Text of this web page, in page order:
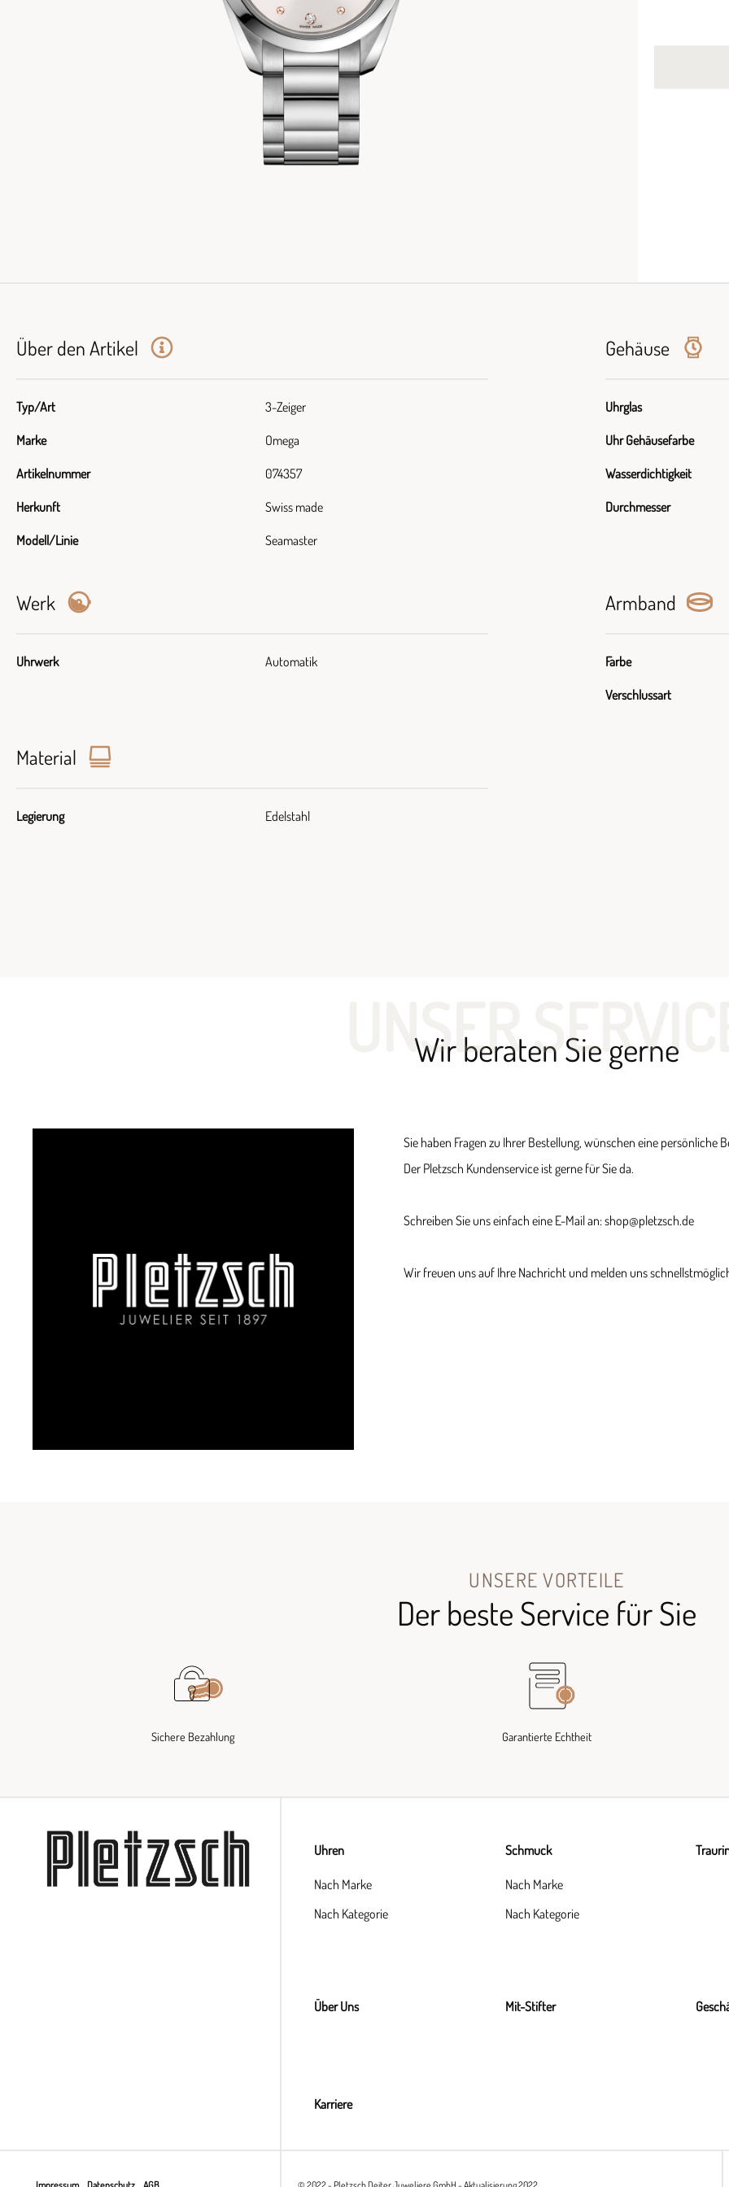
Über den Artikel
Typ/Art 3-Zeiger
Marke Omega
Artikelnummer 074357
Herkunft Swiss made
Modell/Linie Seamaster
Gehäuse
Uhrglas
Uhr Gehäusefarbe
Wasserdichtigkeit
Durchmesser
Werk
Uhrwerk Automatik
Armband
Farbe
Verschlussart
Material
Legierung Edelstahl
UNSER
Wir beraten Sie gerne
Sie haben Fragen zu Ihrer Bestellung, wünschen eine persönliche
Der Pletzsch Kundenservice ist gerne für Sie da.
Schreiben Sie uns einfach eine E-Mail an: shop@pletzsch.de
Wir freuen uns auf Ihre Nachricht und melden uns
UNSERE VORTEILE
Der beste Service für Sie
Sichere Bezahlung Garantierte Echtheit
Uhren
Nach Marke
Nach Kategorie
Schmuck
Nach Marke
Nach Kategorie
Über Uns Mit-Stifter
Karriere